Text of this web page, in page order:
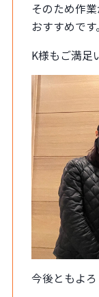
そのため作
おすすめです。
K様もご満足
今後ともよろ